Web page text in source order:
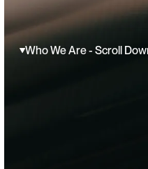
Who We Are - Scroll